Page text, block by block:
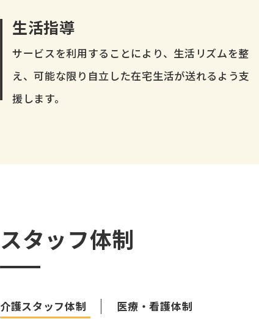
生活指導
サービスを利用することにより、生活リズムを整
え、可能な限り自立した在宅生活が送れるよう支
援します。
スタッフ体制
介護スタッフ体制 医療・看護体制